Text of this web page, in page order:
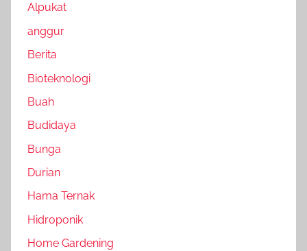
Alpukat
anggur
Berita
Bioteknologi
Buah
Budidaya
Bunga
Durian
Hama Ternak
Hidroponik
Home Gardening